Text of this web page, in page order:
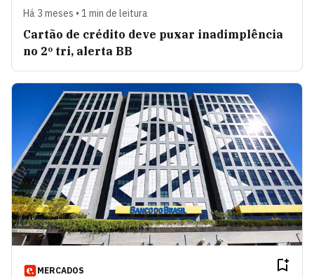
Há 3 meses • 1 min de leitura
Cartão de crédito deve puxar inadimplência
no 2º tri, alerta BB
MERCADOS